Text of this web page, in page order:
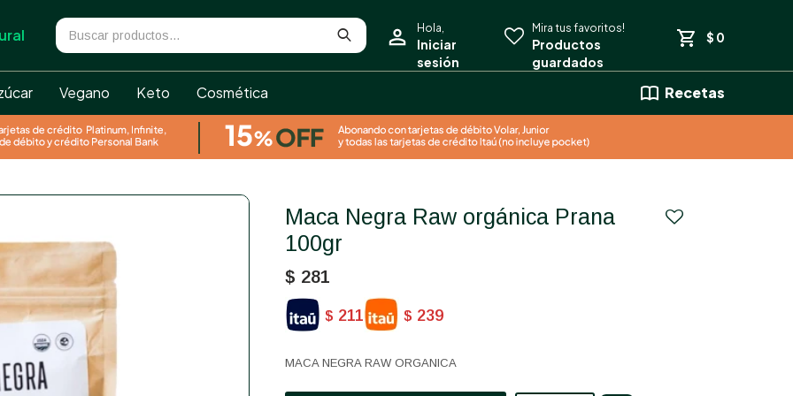
Vegano Keto Cosmética Recetas
$ 0
Maca Negra Raw orgánica Prana
100gr
$ 281
$ 211 $ 239
MACA NEGRA RAW ORGANICA